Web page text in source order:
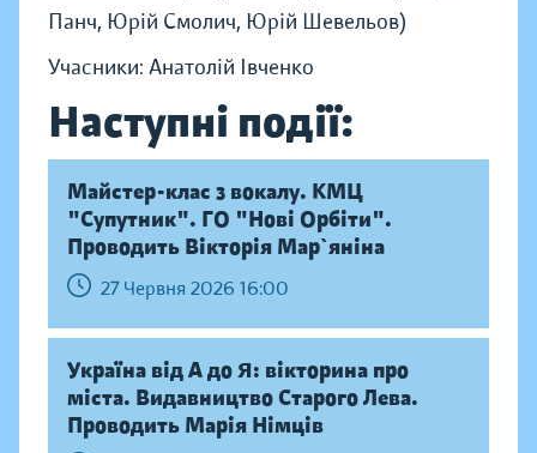
Панч, Юрій Смолич, Юрій Шевельов)
Учасники: Анатолій Івченко
Наступні події:
Майстер-клас з вокалу. КМЦ
"Супутник". ГО "Нові Орбіти".
Проводить Вікторія Мар`яніна
27 Червня 2026 16:00
Україна від А до Я: вікторина про
міста. Видавництво Старого Лева.
Проводить Марія Німців